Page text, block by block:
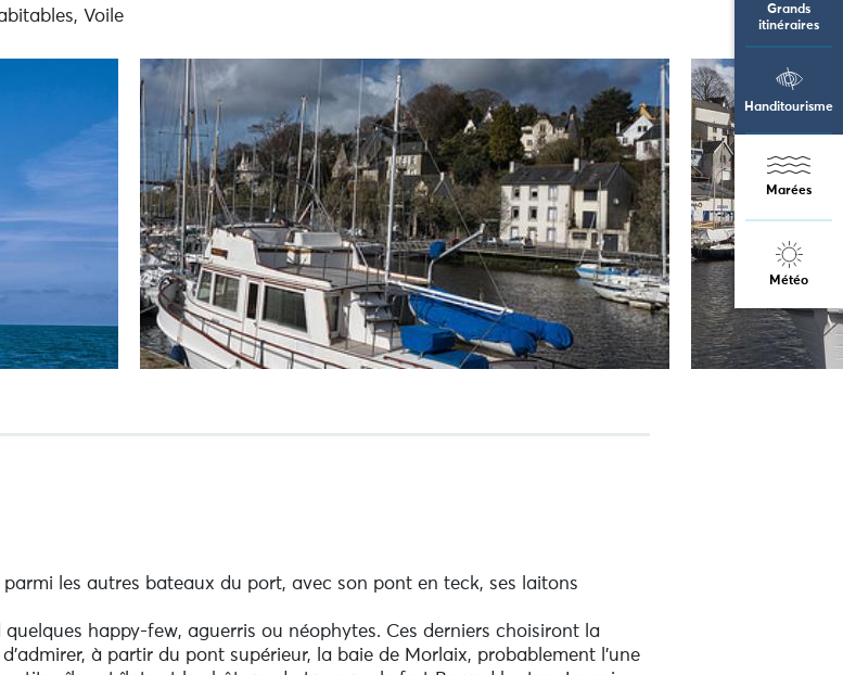
Grands
itinéraires
Handitourisme
Marées
Météo
Voile
les autres bateaux du port, avec son pont en teck, ses laitons
happy-few, aguerris ou néophytes. Ces derniers choisiront la
à partir du pont supérieur, la baie de Morlaix, probablement l’une